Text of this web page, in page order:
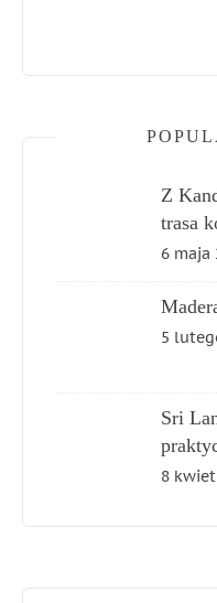
Z
trasa
6 maja
5
Sri
8